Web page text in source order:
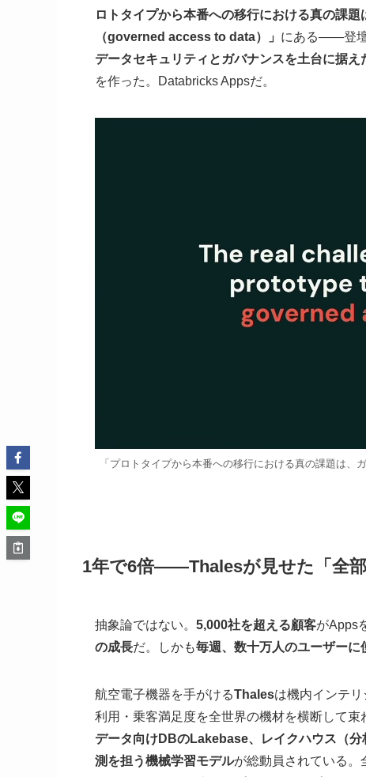
ロトタイプから本番への移行における真の課
（governed access to data）」 にある——登壇
データセキュリティとガバナンスを土台に据
を作った。Databricks Appsだ。
「プロトタイプから本番への移行における真の課題は
1年で6倍——Thalesが見せた「全
抽象論ではない。 5,000社を超える顧客がApps
の成長だ。しかも毎週、数十万人のユーザーに
航空電子機器を手がけるThalesは機内インテ
利用・乗客満足度を全世界の機材を横断して
データ向けDBのLakebase、レイクハウス（
測を担う機械学習モデルが総動員されている。